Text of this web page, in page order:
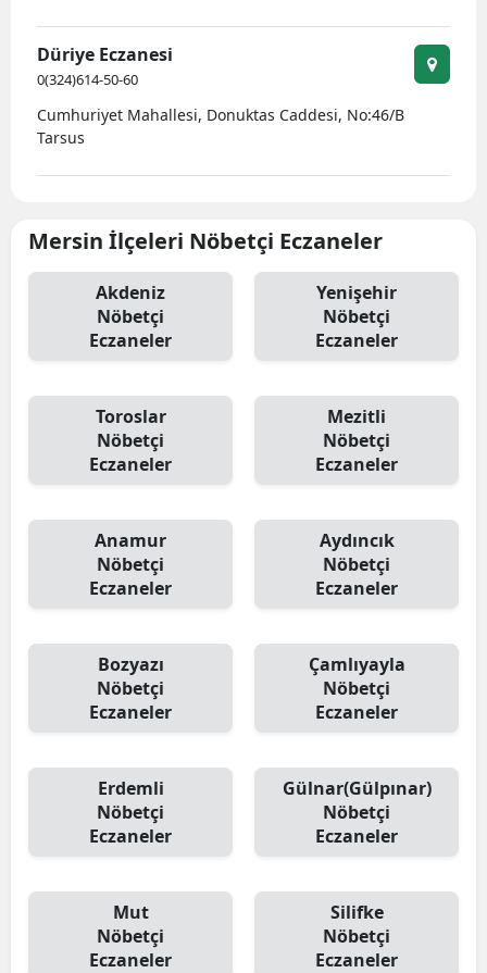
Düriye Eczanesi
0(324)614-50-60
Cumhuriyet Mahallesi, Donuktas Caddesi, No:46/B
Tarsus
Mersin İlçeleri Nöbetçi Eczaneler
Akdeniz
Nöbetçi
Eczaneler
Yenişehir
Nöbetçi
Eczaneler
Toroslar
Nöbetçi
Eczaneler
Mezitli
Nöbetçi
Eczaneler
Anamur
Nöbetçi
Eczaneler
Aydıncık
Nöbetçi
Eczaneler
Bozyazı
Nöbetçi
Eczaneler
Çamlıyayla
Nöbetçi
Eczaneler
Erdemli
Nöbetçi
Eczaneler
Gülnar(Gülpınar)
Nöbetçi
Eczaneler
Mut
Nöbetçi
Eczaneler
Silifke
Nöbetçi
Eczaneler